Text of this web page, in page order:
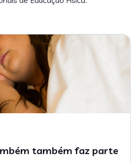
também faz parte